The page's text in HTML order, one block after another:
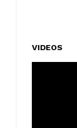
VIDEOS